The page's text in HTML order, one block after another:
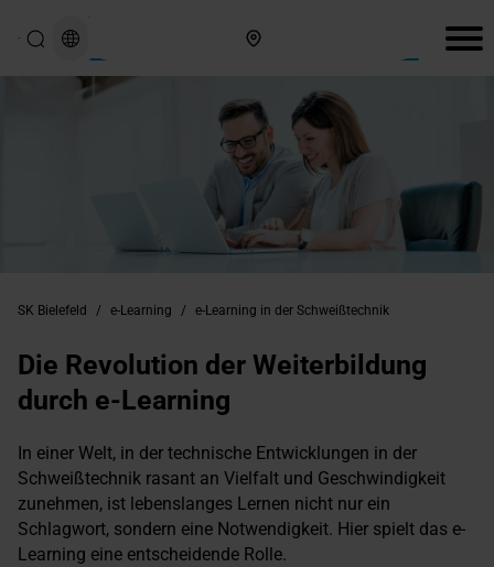
SK Bielefeld / e-Learning / e-Learning in der Schweißtechnik
Die Revolution der Weiterbildung
durch e-Learning
In einer Welt, in der technische Entwicklungen in der
Schweißtechnik rasant an Vielfalt und Geschwindigkeit
zunehmen, ist lebenslanges Lernen nicht nur ein
Schlagwort, sondern eine Notwendigkeit. Hier spielt das e-
Learning eine entscheidende Rolle.